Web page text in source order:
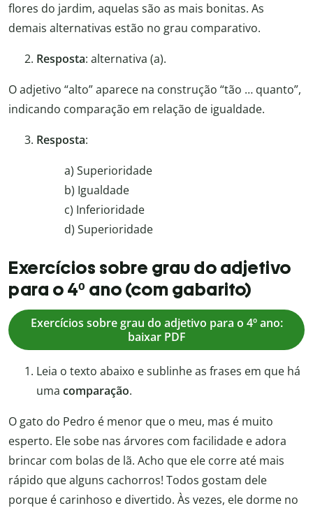
flores do jardim, aquelas são as mais bonitas. As
demais alternativas estão no grau comparativo.
Resposta: alternativa (a).
O adjetivo “alto” aparece na construção “tão … quanto”,
indicando comparação em relação de igualdade.
Resposta:
a) Superioridade
b) Igualdade
c) Inferioridade
d) Superioridade
Exercícios sobre grau do adjetivo
para o 4º ano (com gabarito)
Exercícios sobre grau do adjetivo para o 4º ano:
baixar PDF
Leia o texto abaixo e sublinhe as frases em que há
uma comparação.
O gato do Pedro é menor que o meu, mas é muito
esperto. Ele sobe nas árvores com facilidade e adora
brincar com bolas de lã. Acho que ele corre até mais
rápido que alguns cachorros! Todos gostam dele
porque é carinhoso e divertido. Às vezes, ele dorme no